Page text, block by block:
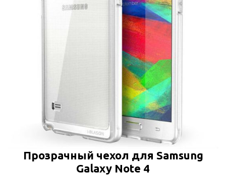
Прозрачный чехол для Samsung
Galaxy Note 4